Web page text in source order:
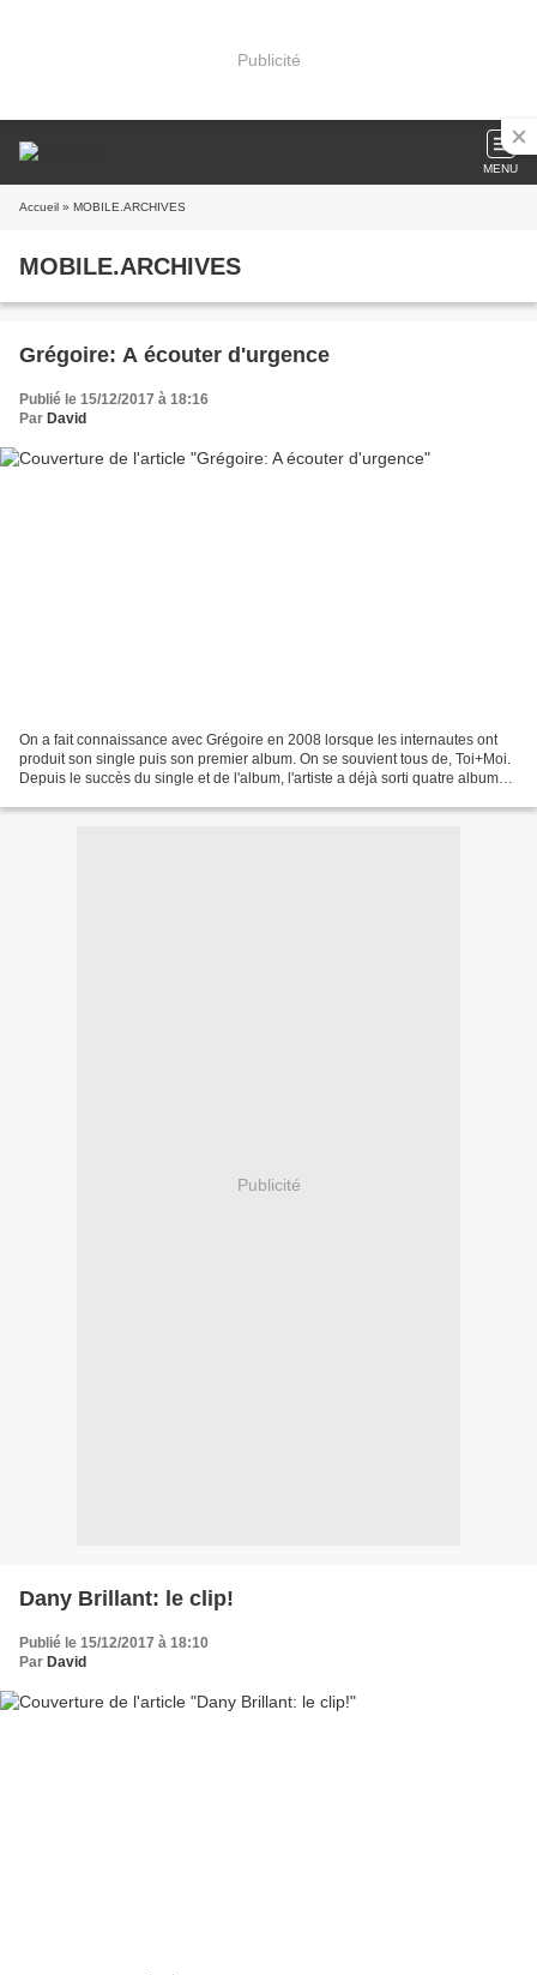
Publicité
MENU
Accueil » MOBILE.ARCHIVES
MOBILE.ARCHIVES
Grégoire: A écouter d'urgence
Publié le 15/12/2017 à 18:16
Par David
On a fait connaissance avec Grégoire en 2008 lorsque les internautes ont
produit son single puis son premier album. On se souvient tous de, Toi+Moi.
Depuis le succès du single et de l'album, l'artiste a déjà sorti quatre albums.
Publicité
Dany Brillant: le clip!
Publié le 15/12/2017 à 18:10
Par David